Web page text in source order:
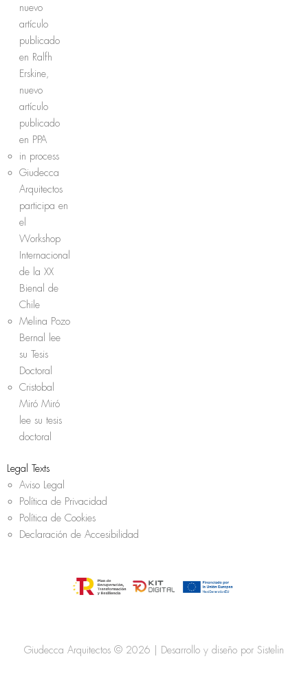
nuevo
artículo
publicado
en Ralfh
Erskine,
nuevo
artículo
publicado
en PPA
in process
Giudecca
Arquitectos
participa en
el
Workshop
Internacional
de la XX
Bienal de
Chile
Melina Pozo
Bernal lee
su Tesis
Doctoral
Cristobal
Miró Miró
lee su tesis
doctoral
Legal Texts
Aviso Legal
Política de Privacidad
Política de Cookies
Declaración de Accesibilidad
Giudecca Arquitectos © 2026 | Desarrollo y diseño por Sistelin